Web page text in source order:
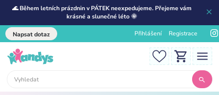
🌊 Během letních prázdnin v PÁTEK neexpedujeme. Přejeme vám
krásné a slunečné léto 🌞
Napsat dotaz Přihlášení Registrace